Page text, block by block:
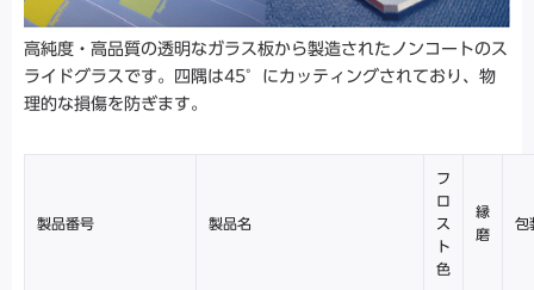
高純度・高品質の透明なガラス板から製造されたノンコートのス
ライドグラスです。四隅は45°にカッティングされており、物
理的な損傷を防ぎます。
製品番号 製品名
フ
ロ
ス
ト
色
縁
磨
包